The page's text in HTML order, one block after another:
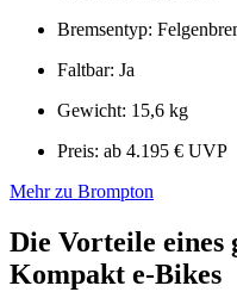
Bremsentyp:
Faltbar: Ja
Gewicht: 15,6 kg
Preis: ab 4.195 € UVP
Mehr zu Brompton
Die Vorteile eines
Kompakt e-Bikes